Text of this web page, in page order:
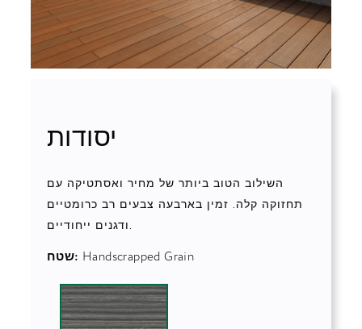
יסודות
השילוב הטוב ביותר של מחיר ואסתטיקה עם
תחזוקה קלה. זמין בארבעה צבעים רב כרומטיים
ודגנים ייחודיים.
שטח: Handscrapped Grain